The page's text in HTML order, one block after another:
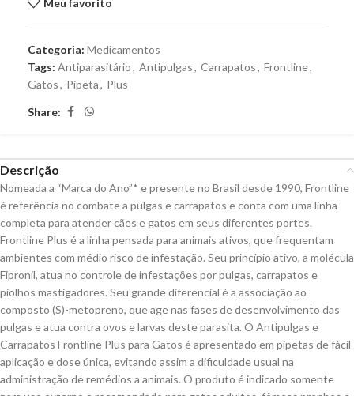
Categoria: Medicamentos
Tags: Antiparasitário, Antipulgas, Carrapatos, Frontline,
Gatos, Pipeta, Plus
Share:
Descrição
Nomeada a “Marca do Ano”* e presente no Brasil desde 1990, Frontline
é referência no combate a pulgas e carrapatos e conta com uma linha
completa para atender cães e gatos em seus diferentes portes.
Frontline Plus é a linha pensada para animais ativos, que frequentam
ambientes com médio risco de infestação. Seu princípio ativo, a molécula
Fipronil, atua no controle de infestações por pulgas, carrapatos e
piolhos mastigadores. Seu grande diferencial é a associação ao
composto (S)-metopreno, que age nas fases de desenvolvimento das
pulgas e atua contra ovos e larvas deste parasita. O Antipulgas e
Carrapatos Frontline Plus para Gatos é apresentado em pipetas de fácil
aplicação e dose única, evitando assim a dificuldade usual na
administração de remédios a animais. O produto é indicado somente